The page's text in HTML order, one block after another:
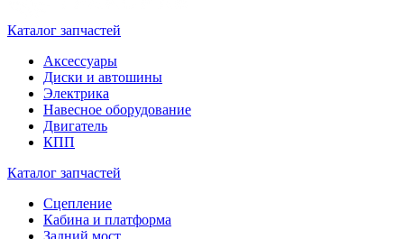
Каталог запчастей
Аксессуары
Диски и автошины
Электрика
Навесное оборудование
Двигатель
КПП
Каталог запчастей
Сцепление
Кабина и платформа
Задний мост